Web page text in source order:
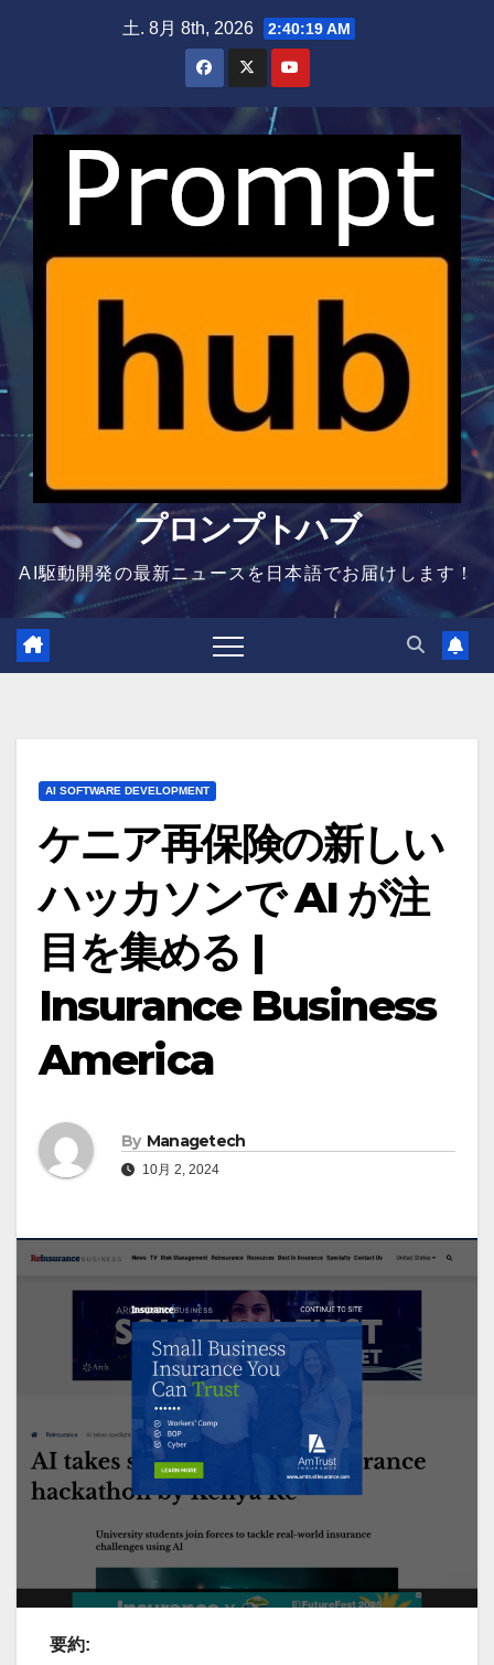
土. 8月 8th, 2026 2:40:19 AM
プロンプトハブ
AI駆動開発の最新ニュースを日本語でお届けします！
AI SOFTWARE DEVELOPMENT
ケニア再保険の新しい
ハッカソンで AI が注
目を集める |
Insurance Business
America
By Managetech
10月 2, 2024
要約: